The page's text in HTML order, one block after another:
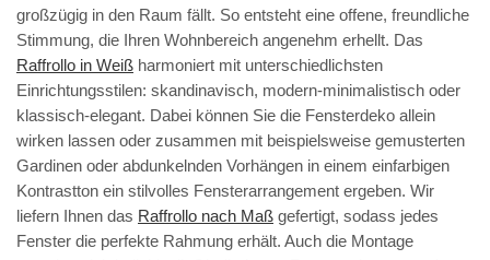
großzügig in den Raum fällt. So entsteht eine offene, freundliche
Stimmung, die Ihren Wohnbereich angenehm erhellt. Das
Raffrollo in Weiß harmoniert mit unterschiedlichsten
Einrichtungsstilen: skandinavisch, modern-minimalistisch oder
klassisch-elegant. Dabei können Sie die Fensterdeko allein
wirken lassen oder zusammen mit beispielsweise gemusterten
Gardinen oder abdunkelnden Vorhängen in einem einfarbigen
Kontrastton ein stilvolles Fensterarrangement ergeben. Wir
liefern Ihnen das Raffrollo nach Maß gefertigt, sodass jedes
Fenster die perfekte Rahmung erhält. Auch die Montage